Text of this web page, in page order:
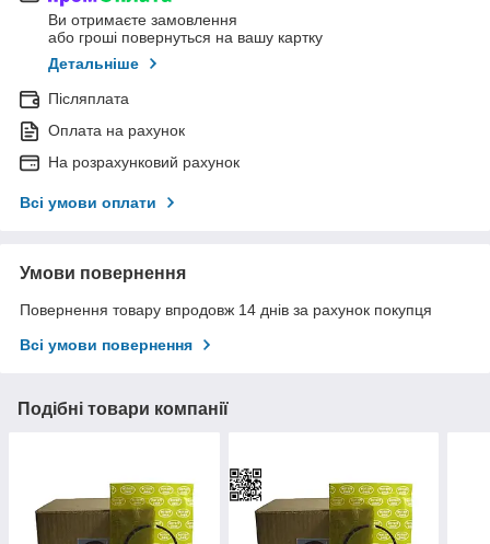
Ви отримаєте замовлення
або гроші повернуться на вашу картку
Детальніше
Післяплата
Оплата на рахунок
На розрахунковий рахунок
Всі умови оплати
Умови повернення
Повернення товару впродовж 14 днів за рахунок покупця
Всі умови повернення
Подібні товари компанії